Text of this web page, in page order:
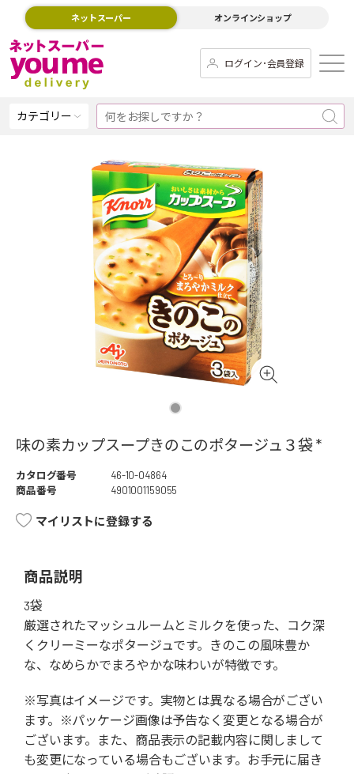
ネットスーパー オンラインショップ
ログイン･会員登録
カテゴリー
味の素カップスープきのこのポタージュ３袋 *
カタログ番号
46-10-04864
商品番号
4901001159055
マイリストに登録する
商品説明
3袋
厳選されたマッシュルームとミルクを使った、コク深
くクリーミーなポタージュです。きのこの風味豊か
な、なめらかでまろやかな味わいが特徴です。
※写真はイメージです。実物とは異なる場合がござい
ます。※パッケージ画像は予告なく変更となる場合が
ございます。また、商品表示の記載内容に関しまして
も変更になっている場合もございます。お手元に届き